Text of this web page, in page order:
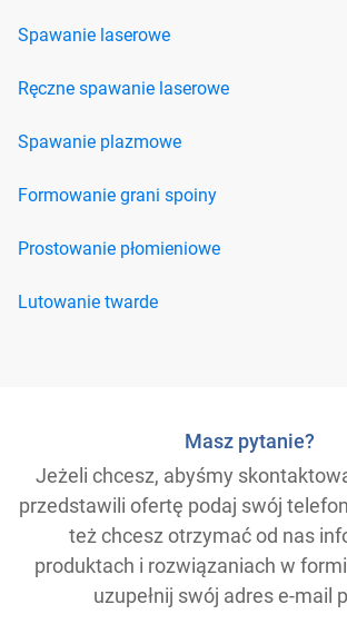
Spawanie laserowe
Ręczne spawanie laserowe
Spawanie plazmowe
Formowanie grani spoiny
Prostowanie płomieniowe
Lutowanie twarde
Masz pytanie?
Jeżeli chcesz, abyśmy
przedstawili ofertę podaj swój
też chcesz otrzymać od nas
produktach i rozwiązaniach w
uzupełnij swój adres e-mail